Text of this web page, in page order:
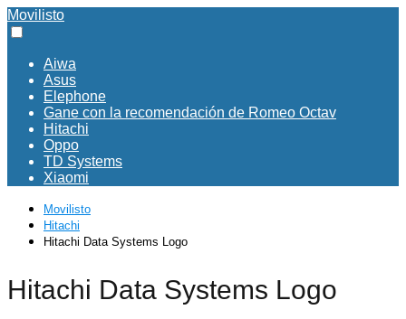
Movilisto
Aiwa
Asus
Elephone
Gane con la recomendación de Romeo Octav
Hitachi
Oppo
TD Systems
Xiaomi
Movilisto
Hitachi
Hitachi Data Systems Logo
Hitachi Data Systems Logo